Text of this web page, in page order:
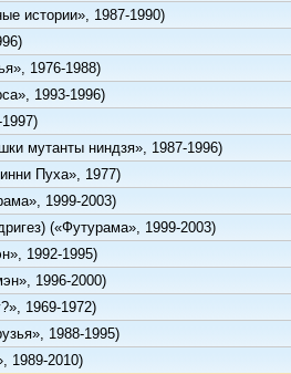
истории», 1987-1990)
1976-1988)
1993-1996)
мутанты ниндзя», 1987-1996)
Пуха», 1977)
1999-2003)
(«Футурама», 1999-2003)
1992-1995)
1996-2000)
1969-1972)
1988-1995)
1989-2010)